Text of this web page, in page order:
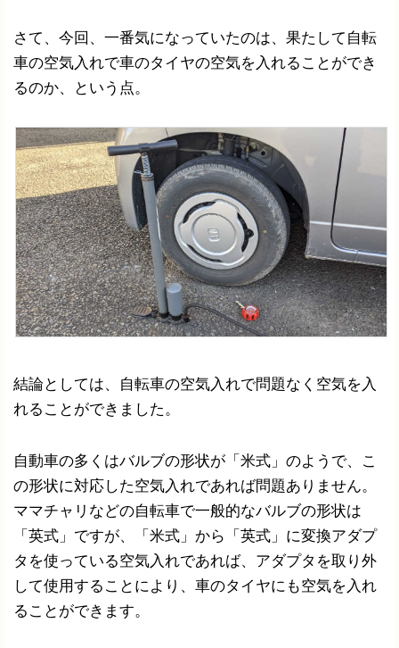
さて、今回、一番気になっていたのは、果たして自転
車の空気入れで車のタイヤの空気を入れることができ
るのか、という点。
結論としては、自転車の空気入れで問題なく空気を入
れることができました。
自動車の多くはバルブの形状が「米式」のようで、こ
の形状に対応した空気入れであれば問題ありません。
ママチャリなどの自転車で一般的なバルブの形状は
「英式」ですが、「米式」から「英式」に変換アダプ
タを使っている空気入れであれば、アダプタを取り外
して使用することにより、車のタイヤにも空気を入れ
ることができます。